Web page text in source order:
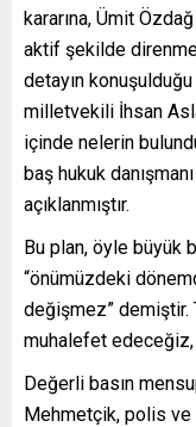
kararına, Ümit
aktif şekilde
detayın
milletvekili İhsan
içinde nelerin
baş hukuk
açıklanmıştır.
Bu plan, öyle büyük
“önümüzdeki
değişmez” demiştir.
muhalefet
Değerli basın
Mehmetçik, polis ve